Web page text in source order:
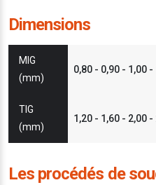
Dimensions
MIG
(mm)
0,80 - 0,90 - 1,00
TIG
(mm)
1,20 - 1,60 - 2,00
Les procédés de